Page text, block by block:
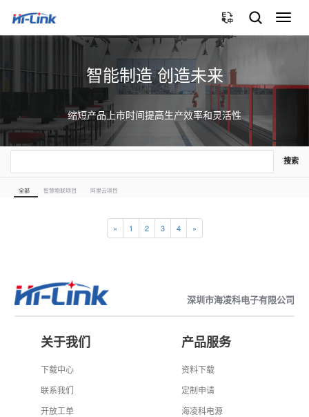
切
换
智能制造 创造未来
缩短产品上市时间提高生产效率和灵活性
搜索
全部 智慧物联项目 阿里云项目
« 1 2 3 4 »
深圳市海凌科电子有限公司
关于我们
下载中心
联系我们
开放工单
产品服务
资料下载
定制申请
海凌科电源